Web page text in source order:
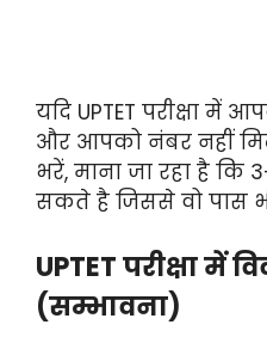
यदि UPTET परीक्षा में
और आपको नंबर नहीं
भरें, माना जा रहा है
सकते है जिससे वो पास
UPTET परीक्षा में
(सम्भावना)